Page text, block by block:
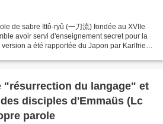
de sabre Ittô-ryû (一刀流) fondée au XVIIe
avoir servi d'enseignement secret pour la
a été rapportée du Japon par Karlfried
"résurrection du langage" et
disciples d'Emmaüs (Lc
parole